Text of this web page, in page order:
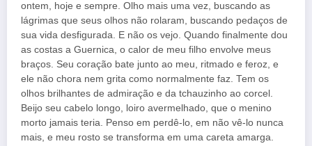
ontem, hoje e sempre. Olho mais uma vez, buscando as
lágrimas que seus olhos não rolaram, buscando pedaços de
sua vida desfigurada. E não os vejo. Quando finalmente dou
as costas a Guernica, o calor de meu filho envolve meus
braços. Seu coração bate junto ao meu, ritmado e feroz, e
ele não chora nem grita como normalmente faz. Tem os
olhos brilhantes de admiração e da tchauzinho ao corcel.
Beijo seu cabelo longo, loiro avermelhado, que o menino
morto jamais teria. Penso em perdê-lo, em não vê-lo nunca
mais, e meu rosto se transforma em uma careta amarga.